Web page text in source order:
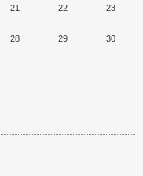
21 22 23
28 29 30